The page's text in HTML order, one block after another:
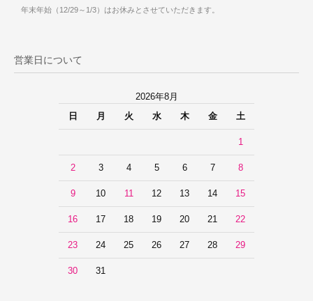
年末年始（12/29～1/3）はお休みとさせていただきます。
営業日について
2026年8月
日
月 火 水 木 金 土
1
2 3 4 5 6 7 8
9 10 11 12 13 14 15
16 17 18 19 20 21 22
23 24 25 26 27 28 29
30 31